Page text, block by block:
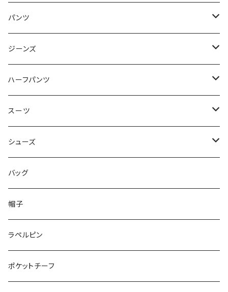
50/XL～
48/L
50/XL～
46/M
48/L
50/XL～
～44/S
46/M
48/L
50/XL～
パンツ
～44/S
46/M
48/L
50/XL～
ジーンズ
～44/S
46/M
48/L
50/XL～
ハーフパンツ
～44/S
46/M
48/L
50/XL～
スーツ
～44/S
46/M
48/L
50/XL～
シューズ
～25.5cm
26cm～
27cm～
28cm～
バッグ
帽子
ラペルピン
ポケットチーフ